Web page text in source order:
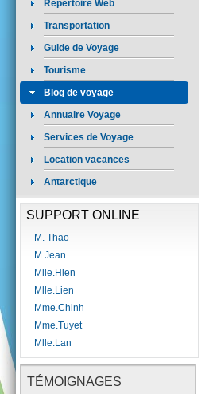
Répertoire Web
Transportation
Guide de Voyage
Tourisme
Blog de voyage
Annuaire Voyage
Services de Voyage
Location vacances
Antarctique
SUPPORT ONLINE
M. Thao
M.Jean
Mlle.Hien
Mlle.Lien
Mme.Chinh
Mme.Tuyet
Mlle.Lan
TÉMOIGNAGES